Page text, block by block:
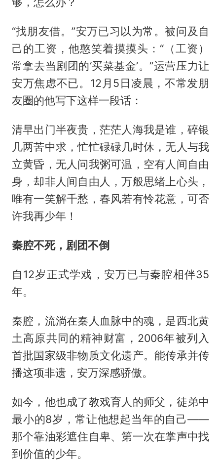
“找朋友借。”安万已习以为常。被问及自
己的工资，他憨笑着摸摸头：“（工资）
常拿去当剧团的‘买菜基金’。”运营压力让
安万焦虑不已。12月5日凌晨，不常发朋
友圈的他写下这样一段话：
清早出门半夜贵，茫茫人海我是谁，碎银
几两苦中求，忙忙碌碌几时休，无人与我
立黄昏，无人问我粥可温，空有人间自由
身，却非人间自由人，万般思绪上心头，
唯有一笑解千愁，春风若有怜花意，可否
许我再少年！
秦腔不死，剧团不倒
自12岁正式学戏，安万已与秦腔相伴35
年。
秦腔，流淌在秦人血脉中的魂，是西北黄
土高原共同的精神财富，2006年被列入
首批国家级非物质文化遗产。能传承并传
播这项非遗，安万深感骄傲。
如今，他也成了教戏育人的师父，徒弟中
最小的8岁，常让他想起当年的自己——
那个靠油彩遮住自卑、第一次在掌声中找
到价值的少年。